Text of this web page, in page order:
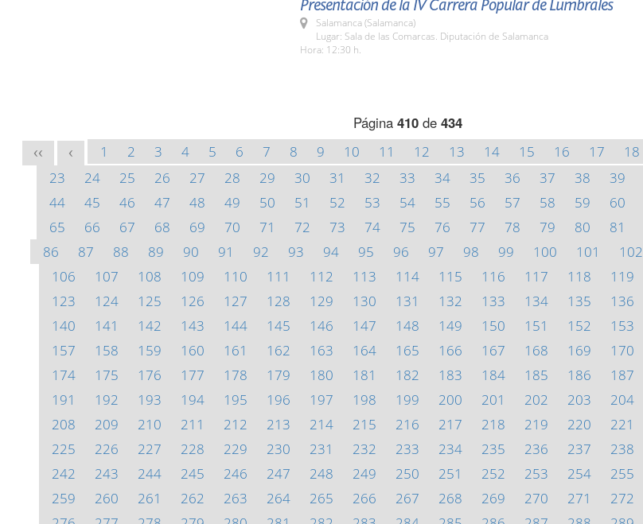
Presentación de la IV Carrera Popular de Lumbrales
Salamanca (Salamanca)
Lugar: Sala de las Comarcas. Diputación de Salamanca
Hora: 12:30 h.
Página 410de 434
<< < 1 2 3 4 5 6 7 8 9 10 11 12 13 14 15 16 17 18
23
24 25 26 27 28 29 30 31 32 33 34 35 36 37 38 39
44
45 46 47 48 49 50 51 52 53 54 55 56 57 58 59 60
65
66 67 68 69 70 71 72 73 74 75 76 77 78 79 80 81
86
87 88 89 90 91 92 93 94 95 96 97 98 99 100 101 102
106
107 108 109 110 111 112 113 114 115 116 117 118 119
123
124 125 126 127 128 129 130 131 132 133 134 135 136
140
141 142 143 144 145 146 147 148 149 150 151 152 153
157
158 159 160 161 162 163 164 165 166 167 168 169 170
174
175 176 177 178 179 180 181 182 183 184 185 186 187
191
192 193 194 195 196 197 198 199 200 201 202 203 204
208
209 210 211 212 213 214 215 216 217 218 219 220 221
225
226 227 228 229 230 231 232 233 234 235 236 237 238
242
243 244 245 246 247 248 249 250 251 252 253 254 255
259
260 261 262 263 264 265 266 267 268 269 270 271 272